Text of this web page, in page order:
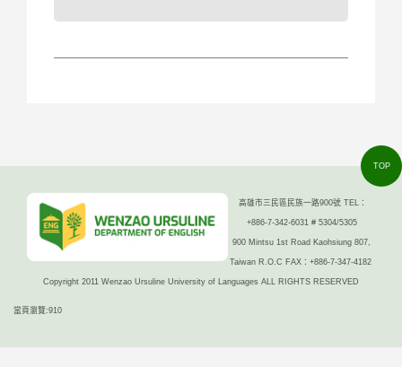
高雄市三民區民族一路900號 TEL：
+886-7-342-6031 # 5304/5305
900 Mintsu 1st Road Kaohsiung 807,
Taiwan R.O.C FAX：+886-7-347-4182
Copyright 2011 Wenzao Ursuline University of Languages ALL RIGHTS RESERVED
當頁瀏覽:910
TOP